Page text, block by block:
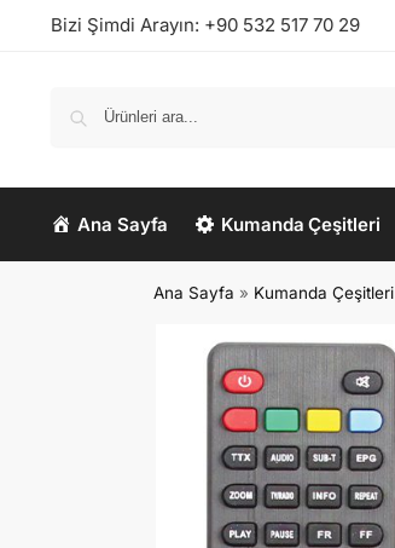
Bizi Şimdi Arayın: +90 532 517 70 29
Ana Sayfa Kumanda Çeşitleri
Ana Sayfa » Kumanda Çeşitleri